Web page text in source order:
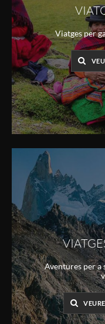
Viatges per
Aventures per a